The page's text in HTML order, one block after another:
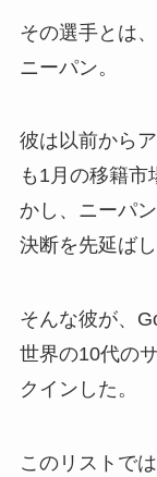
その選手とは
ニーパン。
彼は以前から
も1月の移籍市
かし、ニーパ
決断を先延ばし
そんな彼が、
世界の10代の
クインした。
このリストで